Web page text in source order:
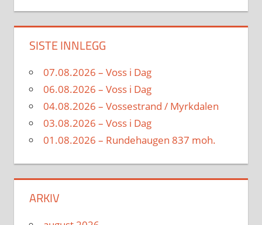
SISTE INNLEGG
07.08.2026 – Voss i Dag
06.08.2026 – Voss i Dag
04.08.2026 – Vossestrand / Myrkdalen
03.08.2026 – Voss i Dag
01.08.2026 – Rundehaugen 837 moh.
ARKIV